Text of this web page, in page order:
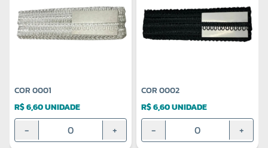
COR 0001
R$ 6,60 UNIDADE
- +
COR 0002
R$ 6,60 UNIDADE
- +